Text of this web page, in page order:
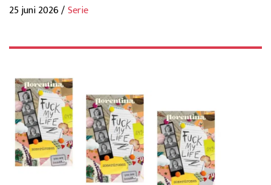
25 juni 2026 /Serie